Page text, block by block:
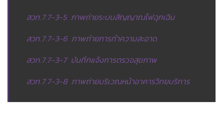
สวท.7.7-3-5 ภาพถ่ายระบบสัญญาณไฟฉุกเฉิน
สวท.7.7-3-6 ภาพถ่ายการทำความสะอาด
สวท.7.7-3-7 บันทึกแจ้งการตรวจสุขภาพ
สวท.7.7-3-8 ภาพถ่ายบริเวณหน้าอาคารวิทยบริการ